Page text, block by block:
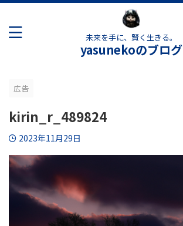
未来を手に、賢く生きる。
yasunekoのブログ
広告
kirin_r_489824
2023年11月29日